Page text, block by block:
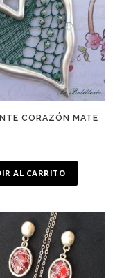
CORAZÓN MATE
AL CARRITO